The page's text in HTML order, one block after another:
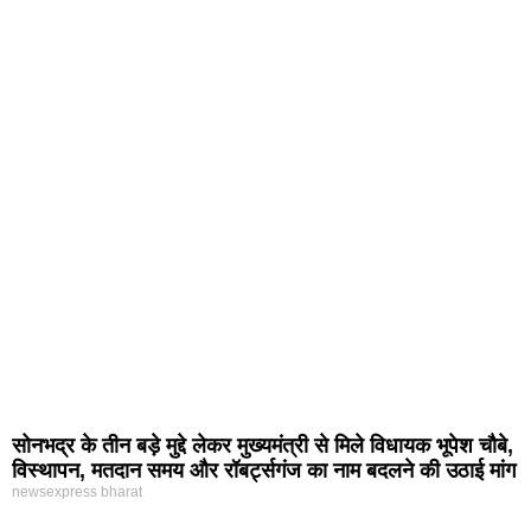
सोनभद्र के तीन बड़े मुद्दे लेकर मुख्यमंत्री से मिले विधायक भूपेश चौबे,
विस्थापन, मतदान समय और रॉबर्ट्सगंज का नाम बदलने की उठाई मांग
newsexpress bharat